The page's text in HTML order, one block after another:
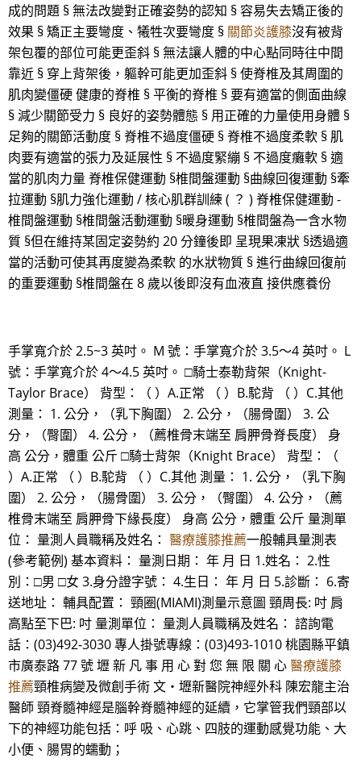
成的問題 § 無法改變對正確姿勢的認知 § 容易失去矯正後的
效果 § 矯正主要彎度、犧牲次要彎度 § 關節炎護膝沒有被背
架包覆的部位可能更歪斜 § 無法讓人體的中心點同時往中間
靠近 § 穿上背架後，軀幹可能更加歪斜 § 使脊椎及其周圍的
肌肉變僵硬 健康的脊椎 § 平衡的脊椎 § 要有適當的側面曲線
§ 減少關節受力 § 良好的姿勢體態 § 用正確的力量使用身體 §
足夠的關節活動度 § 脊椎不過度僵硬 § 脊椎不過度柔軟 § 肌
肉要有適當的張力及延展性 § 不過度緊繃 § 不過度癱軟 § 適
當的肌肉力量 脊椎保健運動 §椎間盤運動 §曲線回復運動 §牽
拉運動 §肌力強化運動 / 核心肌群訓練 ( ？ ) 脊椎保健運動 -
椎間盤運動 §椎間盤活動運動 §暖身運動 §椎間盤為一含水物
質 §但在維持某固定姿勢約 20 分鐘後即 呈現果凍狀 §透過適
當的活動可使其再度變為柔軟 的水狀物質 § 進行曲線回復前
的重要運動 §椎間盤在 8 歲以後即沒有血液直 接供應養份
手掌寬介於 2.5~3 英吋。 M 號：手掌寬介於 3.5～4 英吋。 L
號：手掌寬介於 4～4.5 英吋。 □騎士泰勒背架（Knight-
Taylor Brace） 背型：（ ）A.正常 （ ）B.駝背 （ ）C.其他
測量： 1. 公分，（乳下胸圍） 2. 公分，（腸骨圍） 3. 公
分，（臀圍） 4. 公分，（薦椎骨末端至 肩胛骨脊長度） 身
高 公分，體重 公斤 □騎士背架（Knight Brace） 背型：（
）A.正常 （ ）B.駝背 （ ）C.其他 測量： 1. 公分，（乳下胸
圍） 2. 公分，（腸骨圍） 3. 公分，（臀圍） 4. 公分，（薦
椎骨末端至 肩胛骨下緣長度） 身高 公分，體重 公斤 量測單
位： 量測人員職稱及姓名： 醫療護膝推薦一般輔具量測表
(參考範例) 基本資料： 量測日期： 年 月 日 1.姓名： 2.性
別：□男 □女 3.身分證字號： 4.生日： 年 月 日 5.診斷： 6.寄
送地址： 輔具配置： 頸圈(MIAMI)測量示意圖 頸周長: 吋 肩
高點至下巴: 吋 量測單位： 量測人員職稱及姓名： 諮詢電
話：(03)492-3030 專人掛號專線：(03)493-1010 桃園縣平鎮
市廣泰路 77 號 壢 新 凡 事 用 心 對 您 無 限 關 心醫療護膝
推薦頸椎病變及微創手術 文‧壢新醫院神經外科 陳宏龍主治
醫師 頸脊髓神經是腦幹脊髓神經的延續，它掌管我們頸部以
下的神經功能包括：呼 吸、心跳、四肢的運動感覺功能、大
小便、腸胃的蠕動；